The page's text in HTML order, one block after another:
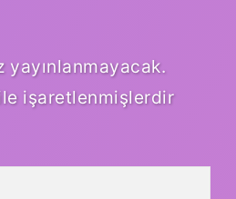
işaretlenmişlerdir